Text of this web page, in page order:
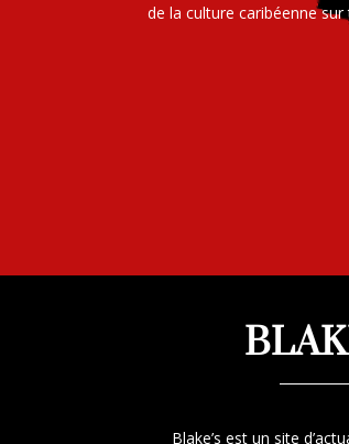
de la culture caribéenne
Blake’s est un site